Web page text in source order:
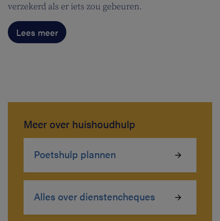
verzekerd als er iets zou gebeuren.
Lees meer
Meer over huishoudhulp
Poetshulp plannen
Alles over dienstencheques